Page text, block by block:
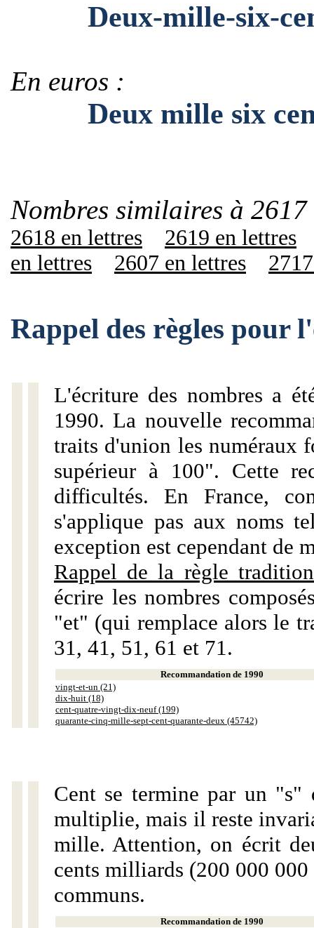
Deux-mille-six-
En euros :
Deux mille six cent
Nombres similaires à
2618 en lettres
2619 en lettres
en lettres
2607 en lettres
Rappel des règles pour
L'écriture des nombres a
1990. La nouvelle
traits d'union les numéraux
supérieur à 100". Cette
difficultés. En France,
s'applique pas aux noms
exception est cependant de
Rappel de la règle
écrire les nombres
"et" (qui remplace alors le
31, 41, 51, 61 et 71.
Recommandation de 1990
vingt-et-un (21)
dix-huit (18)
cent-quatre-vingt-dix-neuf (199)
quarante-cinq-mille-sept-cent-quarante-deux (45742)
Cent se termine par un "s"
multiplie, mais il reste
mille. Attention, on écrit
cents milliards (200 000
communs.
Recommandation de 1990